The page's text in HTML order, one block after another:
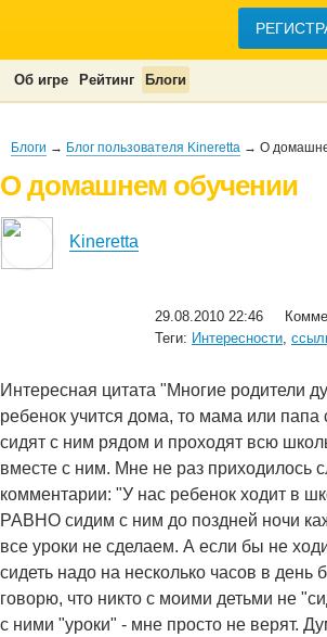
Об игре Рейтинг Блоги
Блоги → Блог пользователя Kineretta → О
О домашнем обучении
Kineretta
29.08.2010 22:46
Теги: Интересности,
Интересная цитата "Многие родители
ребенок учится дома, то мама или папа
сидят с ним рядом и проходят всю
вместе с ним. Мне не раз приходилось
комментарии: "У нас ребенок ходит в
РАВНО сидим с ним до поздней ночи
все уроки не сделаем. А если бы не
сидеть надо на несколько часов в день
говорю, что никто с моими детьми не
с ними "уроки" - мне просто не верят.